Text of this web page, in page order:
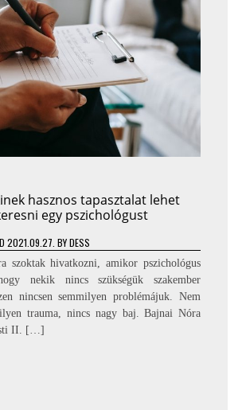
hasznos tapasztalat lehet
egy pszichológust
2021.09.27. BYDESS
szoktak hivatkozni, amikor pszichológus
nekik nincs szükségük szakember
nincsen semmilyen problémájuk. Nem
trauma, nincs nagy baj. Bajnai Nóra
II. […]